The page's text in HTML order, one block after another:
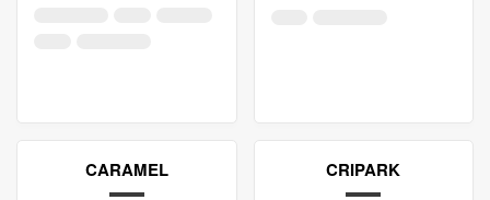
CARAMEL CRIPARK